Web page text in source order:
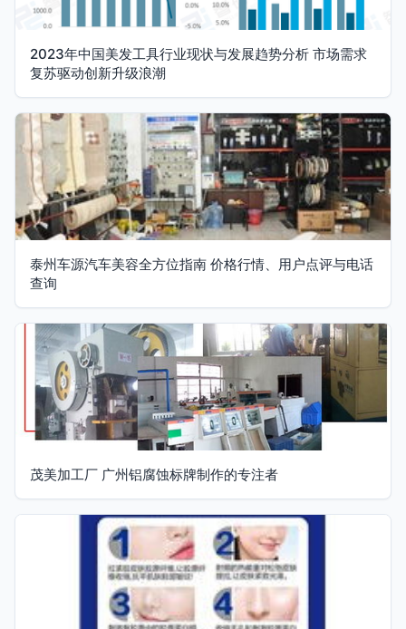
2023年中国美发工具行业现状与发展趋势分析 市场需求
复苏驱动创新升级浪潮
泰州车源汽车美容全方位指南 价格行情、用户点评与电话
查询
茂美加工厂 广州铝腐蚀标牌制作的专注者